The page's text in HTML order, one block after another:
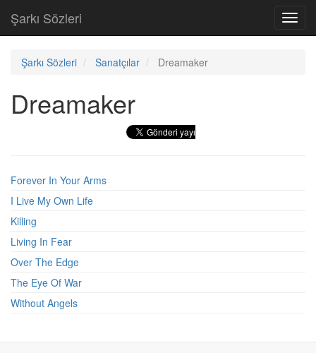
Şarkı Sözleri
Şarkı Sözleri Sanatçılar Dreamaker
Dreamaker
Forever In Your Arms
I Live My Own Life
Killing
Living In Fear
Over The Edge
The Eye Of War
Without Angels